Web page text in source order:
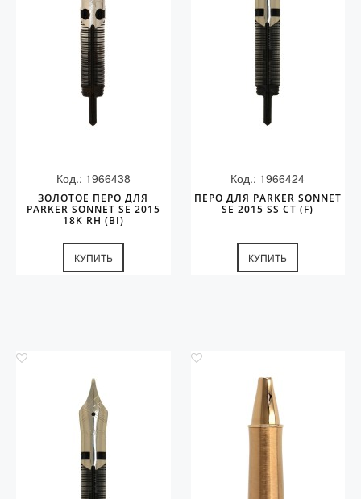
Код.: 1966438
ЗОЛОТОЕ ПЕРО ДЛЯ
PARKER SONNET SE 2015
18K RH (BI)
КУПИТЬ
Код.: 1966424
ПЕРО ДЛЯ PARKER SONNET
SE 2015 SS CT (F)
КУПИТЬ